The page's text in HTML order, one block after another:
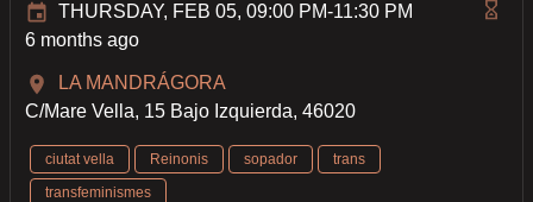
THURSDAY, FEB 05, 09:00 PM-11:30 PM
6 months ago
LA MANDRÁGORA
C/Mare Vella, 15 Bajo Izquierda, 46020
ciutat vella Reinonis sopador
trans
transfeminismes